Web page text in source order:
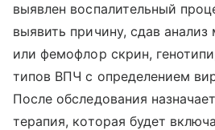
выявлен воспалительный
выявить причину, сдав
или фемофлор скрин,
типов ВПЧ с определением
После обследования
терапия, которая будет